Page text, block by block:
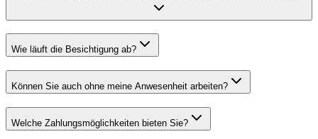
Wie läuft die Besichtigung ab?
Können Sie auch ohne meine Anwesenheit arbeiten?
Welche Zahlungsmöglichkeiten bieten Sie?